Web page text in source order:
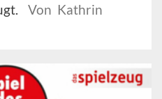
Von Kathrin